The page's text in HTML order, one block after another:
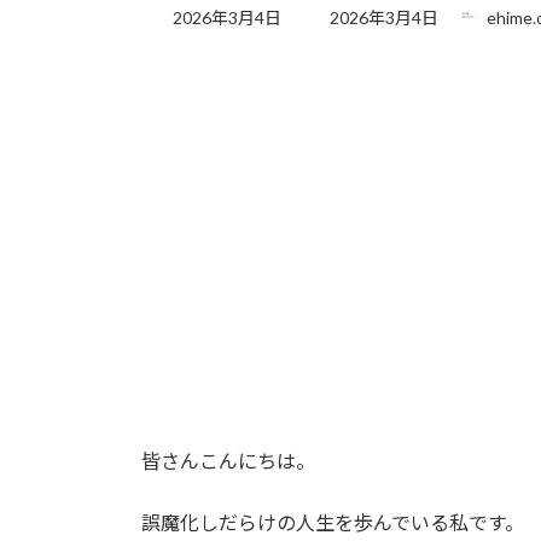
2026年3月4日
最
2026年3月4日
皆さんこんにちは。
誤魔化しだらけの人生を歩んでいる私です。